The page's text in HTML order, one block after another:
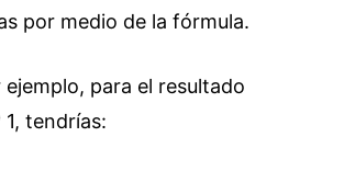
por medio de la fórmula.
ejemplo, para el resultado
1, tendrías: